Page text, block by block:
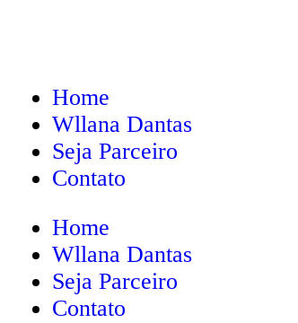
Home
Wllana Dantas
Seja Parceiro
Contato
Home
Wllana Dantas
Seja Parceiro
Contato